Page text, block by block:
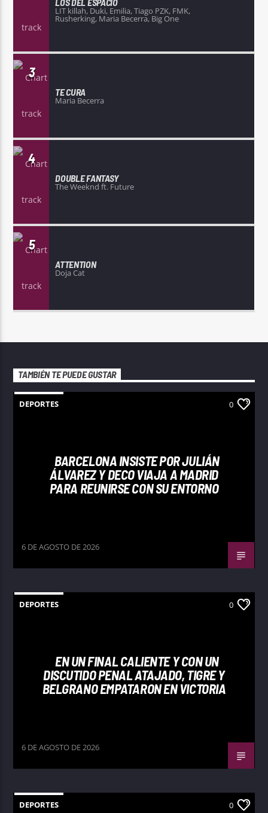
LIT killah, Duki, Emilia, Tiago PZK, FMK,
Rusherking, Maria Becerra, Big One
3
TE CURA
Maria Becerra
4
DOUBLE FANTASY
The Weeknd ft. Future
5
ATTENTION
Doja Cat
TAMBIÉN TE PUEDE GUSTAR
DEPORTES 0
BARCELONA INSISTE POR JULIÁN
ÁLVAREZ Y DECO VIAJA A MADRID
PARA REUNIRSE CON SU ENTORNO
6 DE AGOSTO DE 2026
DEPORTES 0
EN UN FINAL CALIENTE Y CON UN
DISCUTIDO PENAL ATAJADO, TIGRE Y
BELGRANO EMPATARON EN VICTORIA
6 DE AGOSTO DE 2026
DEPORTES 0